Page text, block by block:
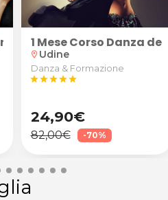
a Udinesportivi
1 Mese Corso Danza
location_on Udine
Danza & Formazione
starstarstarstarstar
24,90€
82,00€ -70%